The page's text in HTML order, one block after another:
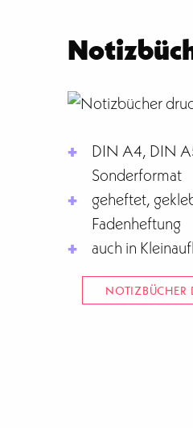
DIN A4, DIN
Sonderformat
geheftet,
Fadenheftung
auch in
NOTIZBÜCHER